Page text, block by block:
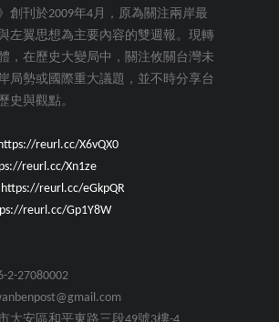
創刊於2009年4月，原為關注兩岸最
左翼思想為主要內容的雙週報。現轉
，在歷史大變局中，關注攸關台灣未
局勢或國際重大議題，並不時分享台
史與觀點。
https://reurl.cc/X6vQX0
reurl.cc/Xn1ze
https://reurl.cc/eGkpQR
reurl.cc/Gp1Y8W
2-27080002